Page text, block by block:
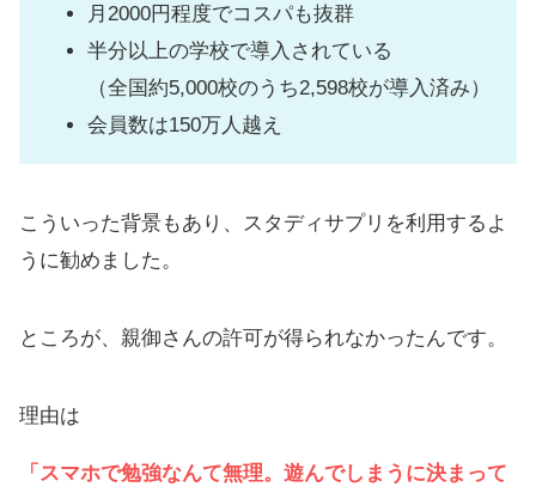
月2000円程度でコスパも抜群
半分以上の学校で導入されている
（全国約5,000校のうち2,598校が導入済み）
会員数は150万人越え
こういった背景もあり、スタディサプリを利用するよ
うに勧めました。
ところが、親御さんの許可が得られなかったんです。
理由は
「スマホで勉強なんて無理。遊んでしまうに決まって